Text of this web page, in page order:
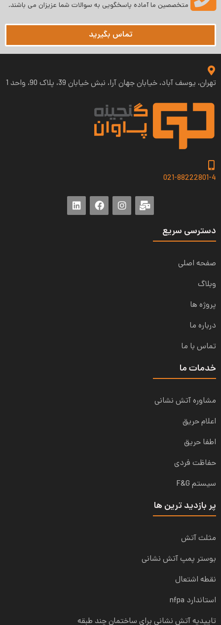
متخصصین ما آماده پاسخگویی به سوالات شما عزیزان می‌ باشند.
تماس بگیرید
تهران، یوسف آباد، خیابان جهان آرا، نبش خیابان 39، پلاک 90، واحد 1
021-88222801-4
دسترسی سریع
صفحه اصلی
وبلاگ
پروژه ها
درباره ما
تماس با ما
خدمات ما
مشاوره آتش نشانی
اعلام حریق
اطفا حریق
حفاظت فردی
سیستم F&G
پر بازدید ترین ها
مثلث آتش
بوستر پمپ آتش نشانی
نقطه اشتعال
استاندارد nfpa
تاییدیه آتش نشانی برای ساختمان چند طبقه